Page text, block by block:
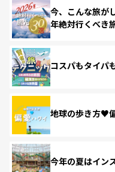
今、こんな旅が
年絶対行くべき
コスパもタイパ
地球の歩き方♥
今年の夏はイン